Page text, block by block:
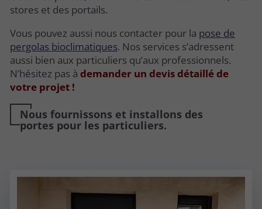
stores et des portails.
Vous pouvez aussi nous contacter pour la pose de
pergolas bioclimatiques. Nos services s’adressent
aussi bien aux particuliers qu’aux professionnels.
N’hésitez pas à demander un devis détaillé de
votre projet !
Nous fournissons et installons des
portes pour les particuliers.